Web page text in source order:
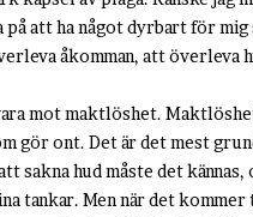
att ha något dyrbart för
åkomman, att överleva
mot maktlöshet.
gör ont. Det är det mest
sakna hud måste det
tankar. Men när det